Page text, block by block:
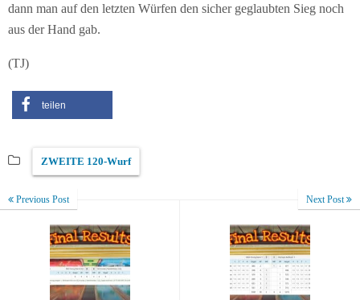
dann man auf den letzten Würfen den sicher geglaubten Sieg noch
aus der Hand gab.
(TJ)
teilen
ZWEITE 120-Wurf
Previous Post Next Post